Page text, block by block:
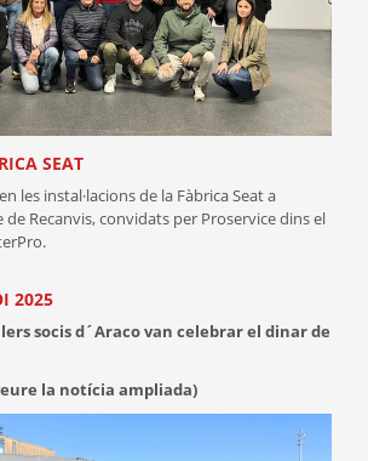
SEAT
les instal·lacions de la Fàbrica Seat a
Recanvis, convidats per Proservice dins el
2025
socis d´Araco van celebrar el dinar de
la notícia ampliada)